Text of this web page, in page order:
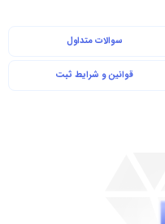
سوالات متداول
قوانین و شرایط ثبت